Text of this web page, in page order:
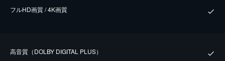
フルHD画質 / 4K画質
⾼⾳質（DOLBY DIGITAL PLUS）